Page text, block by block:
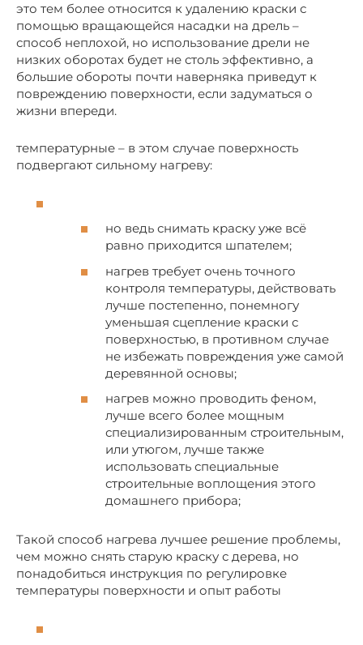
это тем более относится к удалению краски с
помощью вращающейся насадки на дрель –
способ неплохой, но использование дрели не
низких оборотах будет не столь эффективно, а
большие обороты почти наверняка приведут к
повреждению поверхности, если задуматься о
жизни впереди.
температурные – в этом случае поверхность
подвергают сильному нагреву:
но ведь снимать краску уже всё
равно приходится шпателем;
нагрев требует очень точного
контроля температуры, действовать
лучше постепенно, понемногу
уменьшая сцепление краски с
поверхностью, в противном случае
не избежать повреждения уже самой
деревянной основы;
нагрев можно проводить феном,
лучше всего более мощным
специализированным строительным,
или утюгом, лучше также
использовать специальные
строительные воплощения этого
домашнего прибора;
Такой способ нагрева лучшее решение проблемы,
чем можно снять старую краску с дерева, но
понадобиться инструкция по регулировке
температуры поверхности и опыт работы